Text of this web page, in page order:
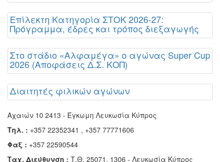
Επίλεκτη Κατηγορία ΣΤΟΚ 2026-27:
Πρόγραμμα, έδρες και τρόπος διεξαγωγής
Στο στάδιο «Αλφαμέγα» ο αγώνας Super Cup
2026 (Αποφάσεις Δ.Σ. ΚΟΠ)
Διαιτητές φιλικών αγώνων
Αχαιών 10 2413 - Έγκωμη Λευκωσία Κύπρος
Τηλ. : +357 22352341 , +357 77771606
Φαξ : +357 22590544
Ταχ. Διεύθυνση : Τ.Θ. 25071, 1306 - Λευκωσία Κύπρος